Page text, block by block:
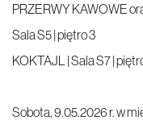
PRZERWY KAWOWE
Sala S5 | piętro 3
KOKTAJL | Sala S7 |
Sobota, 9.05.2026 r. w